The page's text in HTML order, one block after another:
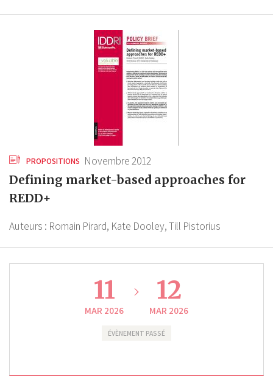
PROPOSITIONS Novembre 2012
Defining market-based approaches for
REDD+
Auteurs : Romain Pirard, Kate Dooley,Till Pistorius
11
MAR 2026
12
MAR 2026
ÉVÈNEMENT PASSÉ